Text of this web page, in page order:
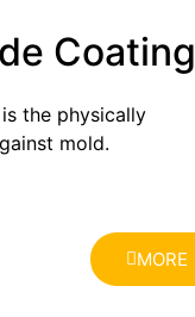
Coating
the physically
mold.
MORE